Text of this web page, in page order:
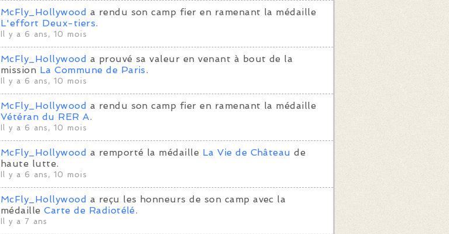
McFly_Hollywood a rendu son camp fier en ramenant la médaille
L'effort Deux-tiers.
Il y a 6 ans, 10 mois
McFly_Hollywood a prouvé sa valeur en venant à bout de la
mission La Commune de Paris.
Il y a 6 ans, 10 mois
McFly_Hollywood a rendu son camp fier en ramenant la médaille
Vétéran du RER A.
Il y a 6 ans, 10 mois
McFly_Hollywood a remporté la médaille La Vie de Château de
haute lutte.
Il y a 6 ans, 10 mois
McFly_Hollywood a reçu les honneurs de son camp avec la
médailleCarte de Radiotélé.
Il y a 7 ans